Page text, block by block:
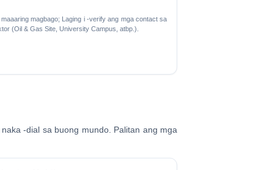
magbago; Laging i -verify ang mga contact sa
(Oil & Gas Site, University Campus, atbp.).
-dial sa buong mundo. Palitan ang mga